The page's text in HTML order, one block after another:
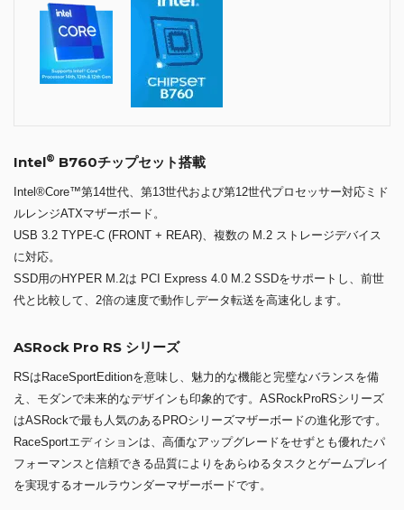
Intel® B760チップセット搭載
Intel®Core™第14世代、第13世代および第12世代プロセッサー対応ミド
ルレンジATXマザーボード。
USB 3.2 TYPE-C (FRONT + REAR)、複数の M.2 ストレージデバイス
に対応。
SSD用のHYPER M.2は PCI Express 4.0 M.2 SSDをサポートし、前世
代と比較して、2倍の速度で動作しデータ転送を高速化します。
ASRock Pro RS シリーズ
RSはRaceSportEditionを意味し、魅力的な機能と完璧なバランスを備
え、モダンで未来的なデザインも印象的です。ASRockProRSシリーズ
はASRockで最も人気のあるPROシリーズマザーボードの進化形です。
RaceSportエディションは、高価なアップグレードをせずとも優れたパ
フォーマンスと信頼できる品質によりをあらゆるタスクとゲームプレイ
を実現するオールラウンダーマザーボードです。